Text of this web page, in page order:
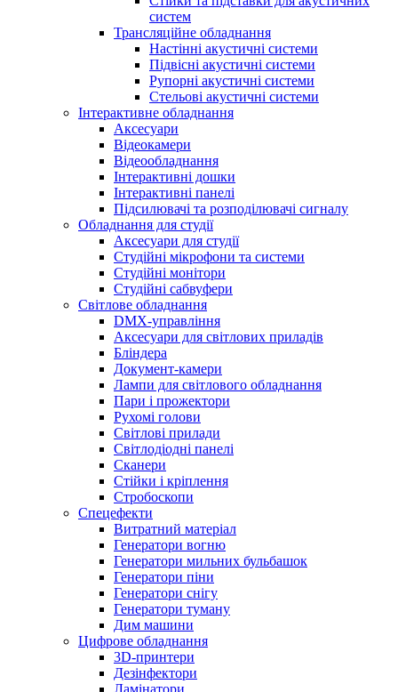
систем
Трансляційне обладнання
Настінні акустичні системи
Підвісні акустичні системи
Рупорні акустичні системи
Стельові акустичні системи
Інтерактивне обладнання
Аксесуари
Відеокамери
Відеообладнання
Інтерактивні дошки
Інтерактивні панелі
Підсилювачі та розподілювачі сигналу
Обладнання для студії
Аксесуари для студії
Студійні мікрофони та системи
Студійні монітори
Студійні сабвуфери
Світлове обладнання
DMX-управління
Аксесуари для світлових приладів
Бліндера
Документ-камери
Лампи для світлового обладнання
Пари і прожектори
Рухомі голови
Світлові прилади
Світлодіодні панелі
Сканери
Стійки і кріплення
Стробоскопи
Спецефекти
Витратний матеріал
Генератори вогню
Генератори мильних бульбашок
Генератори піни
Генератори снігу
Генератори туману
Дим машини
Цифрове обладнання
3D-принтери
Дезінфектори
Ламінатори